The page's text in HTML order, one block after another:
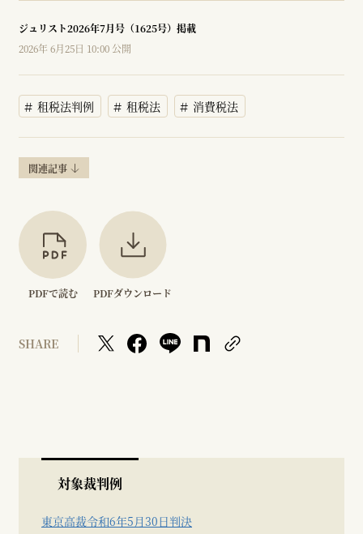
ジュリスト2026年7月号（1625号）掲載
2026年 6月25日 10:00 公開
租税法判例 租税法 消費税法
関連記事
PDFで読む PDFダウンロード
SHARE
対象裁判例
東京高裁令和6年5月30日判決